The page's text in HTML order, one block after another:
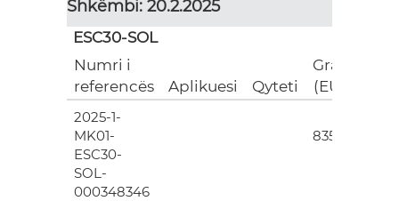
Shkëmbi: 20.2.2025
ESC30-SOL
Numri i
referencës
Aplikuesi Qyteti
Grant
(EUR)
2025-1-
MK01-
ESC30-
SOL-
000348346
835.00